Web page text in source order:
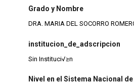
Grado y Nombre
DRA. MARIA DEL SOCORRO
institucion_de_adscripcion
Sin Instituci√≥n
Nivel en el Sistema Nacional